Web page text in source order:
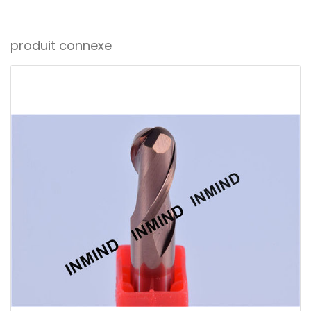
produit connexe